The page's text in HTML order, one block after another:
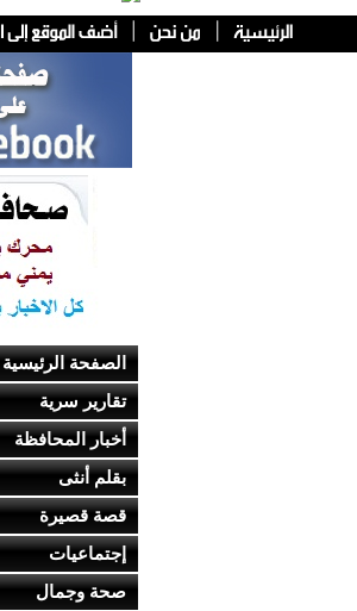
الصفحة الرئيسية
تقارير سرية
أخبار المحافظة
بقلم أنثى
قصة قصيرة
إجتماعيات
صحة وجمال